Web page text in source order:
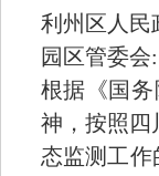
利州区人民
园区管委会:
根据《国
神，按照四
态监测工作